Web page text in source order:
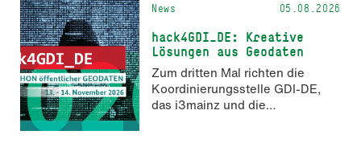
News 05.08.2026
hack4GDI_DE: Kreative
Lösungen aus Geodaten
Zum dritten Mal richten die
Koordinierungsstelle GDI-DE,
das i3mainz und die